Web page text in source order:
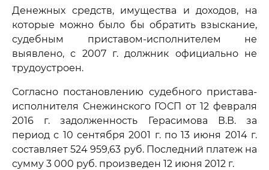
Денежных средств, имущества и доходов, на
которые можно было бы обратить взыскание,
судебным приставом-исполнителем не
выявлено, с 2007 г. должник официально не
трудоустроен.
Согласно постановлению судебного пристава-
исполнителя Снежинского ГОСП от 12 февраля
2016 г. задолженность Герасимова В.В. за
период с 10 сентября 2001 г. по 13 июня 2014 г.
составляет 524 959,63 руб. Последний платеж на
сумму 3 000 руб. произведен 12 июня 2012 г.